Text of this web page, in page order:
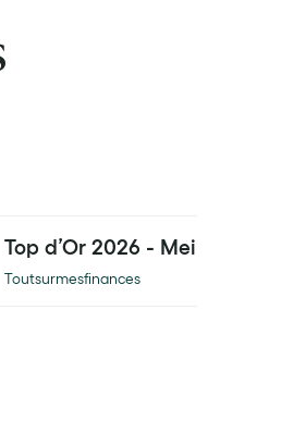
Top d’Or 2026 - Meilleur
Toutsurmesfinances